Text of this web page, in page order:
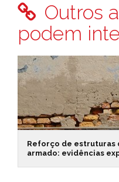
Outros
podem
Reforço de estruturas
armado: evidências